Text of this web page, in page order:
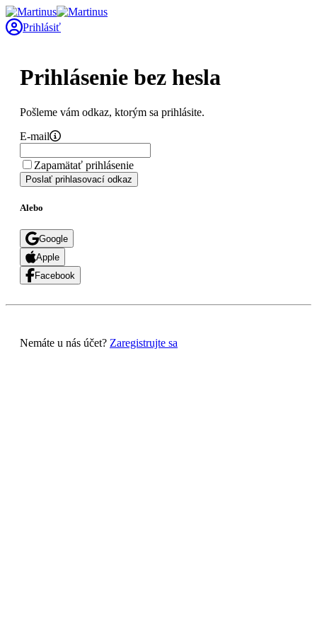
Prihlásiť
Prihlásenie bez hesla
Pošleme vám odkaz, ktorým sa prihlásite.
E-mail
Zapamätať prihlásenie
Poslať prihlasovací odkaz
Alebo
Google
Apple
Facebook
Nemáte u nás účet? Zaregistrujte sa